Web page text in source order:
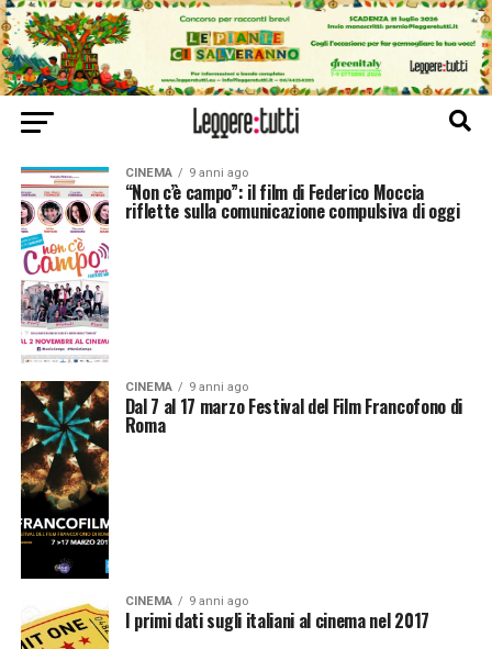
CINEMA 9 anni ago
“Non c’è campo”: il film di Federico Moccia
riflette sulla comunicazione compulsiva di oggi
CINEMA 9 anni ago
Dal 7 al 17 marzo Festival del Film Francofono di
Roma
CINEMA 9 anni ago
I primi dati sugli italiani al cinema nel 2017